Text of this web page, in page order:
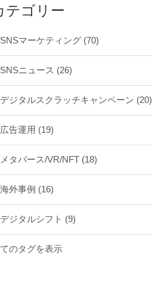
テゴリー
SNSマーケティング (70)
SNSニュース (26)
デジタルスクラッチキャンペーン (20)
広告運用 (19)
メタバース/VR/NFT (18)
海外事例 (16)
デジタルシフト (9)
のタグを表示